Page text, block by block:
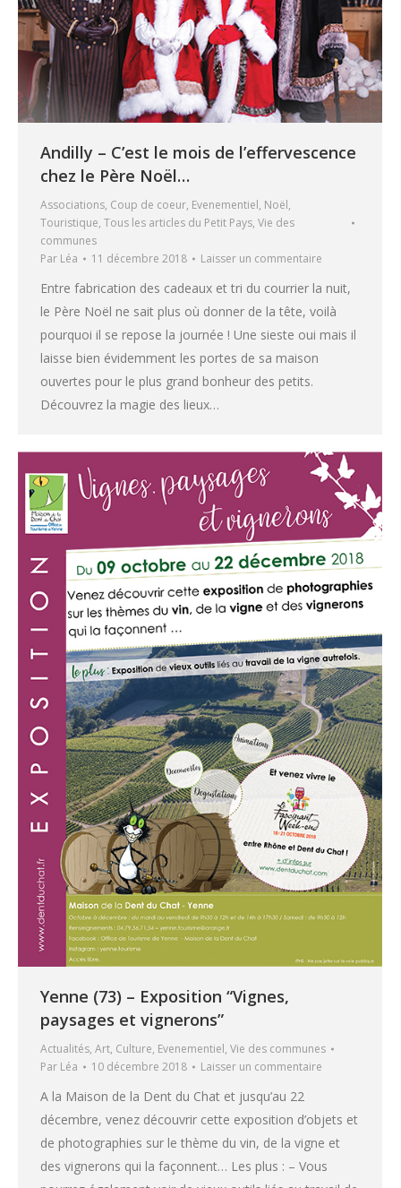
Andilly – C’est le mois de l’effervescence
chez le Père Noël…
Associations, Coup de coeur, Evenementiel, Noël,
Touristique, Tous les articles du Petit Pays, Vie des
communes
Par Léa 11 décembre 2018 Laisser un commentaire
Entre fabrication des cadeaux et tri du courrier la nuit,
le Père Noël ne sait plus où donner de la tête, voilà
pourquoi il se repose la journée ! Une sieste oui mais il
laisse bien évidemment les portes de sa maison
ouvertes pour le plus grand bonheur des petits.
Découvrez la magie des lieux…
Yenne (73) – Exposition “Vignes,
paysages et vignerons”
Actualités, Art, Culture, Evenementiel, Vie des communes
Par Léa 10 décembre 2018 Laisser un commentaire
A la Maison de la Dent du Chat et jusqu’au 22
décembre, venez découvrir cette exposition d’objets et
de photographies sur le thème du vin, de la vigne et
des vignerons qui la façonnent… Les plus : – Vous